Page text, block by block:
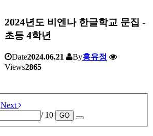
2024년도 비엔나 한글학교 문집 -
초등 4학년
Date2024.06.21 By홍유정
Views2865
Next
/ 10
GO